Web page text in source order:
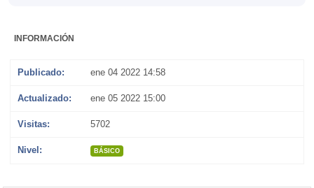
INFORMACIÓN
Publicado: ene 04 2022 14:58
Actualizado: ene 05 2022 15:00
Visitas: 5702
Nivel: BÁSICO